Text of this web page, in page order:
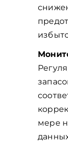
мере